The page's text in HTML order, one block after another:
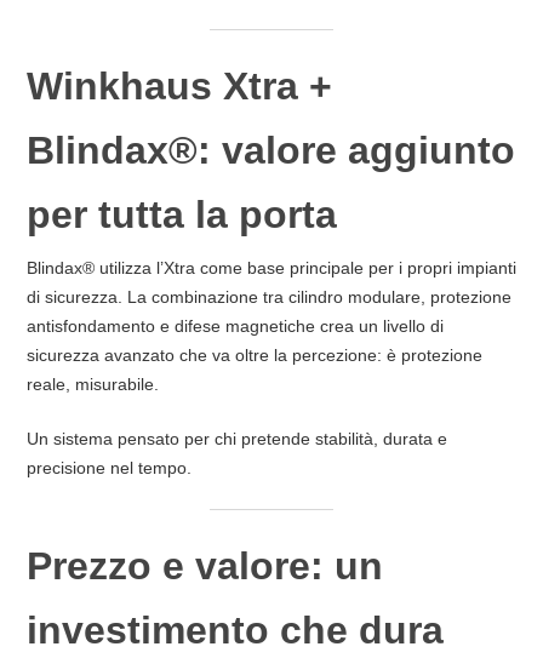
Winkhaus Xtra +
Blindax®: valore aggiunto
per tutta la porta
Blindax® utilizza l’Xtra come base principale per i propri impianti
di sicurezza. La combinazione tra cilindro modulare, protezione
antisfondamento e difese magnetiche crea un livello di
sicurezza avanzato che va oltre la percezione: è protezione
reale, misurabile.
Un sistema pensato per chi pretende stabilità, durata e
precisione nel tempo.
Prezzo e valore: un
investimento che dura